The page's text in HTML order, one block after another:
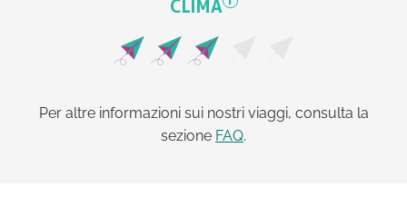
CLIMA
Per altre informazioni sui nostri viaggi, consulta la
sezione FAQ.